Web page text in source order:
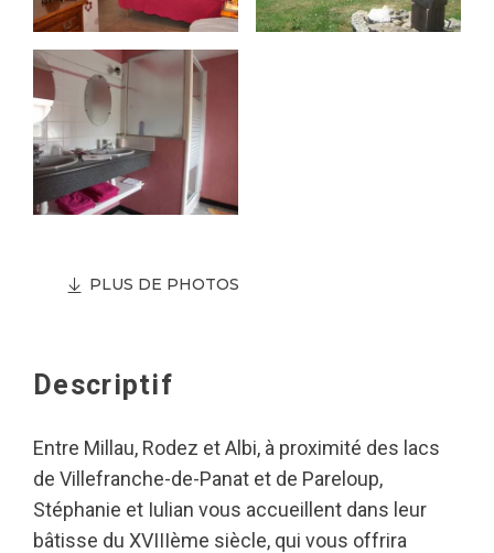
PLUS DE PHOTOS
Descriptif
Entre Millau, Rodez et Albi, à proximité des lacs
de Villefranche-de-Panat et de Pareloup,
Stéphanie et Iulian vous accueillent dans leur
bâtisse du XVIIIème siècle, qui vous offrira